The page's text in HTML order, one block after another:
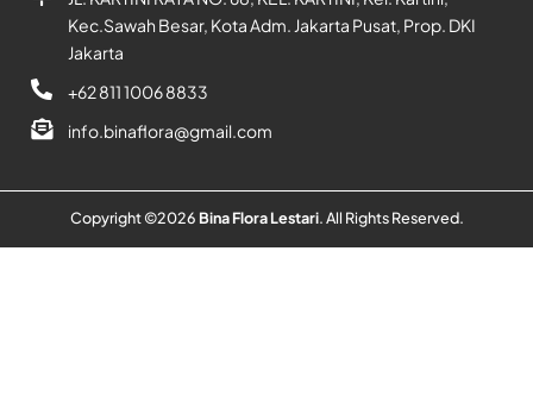
Kec.Sawah Besar, Kota Adm. Jakarta Pusat, Prop. DKI
Jakarta
+62 811 1006 8833
info.binaflora@gmail.com
Copyright ©2026 Bina Flora Lestari. All Rights Reserved.